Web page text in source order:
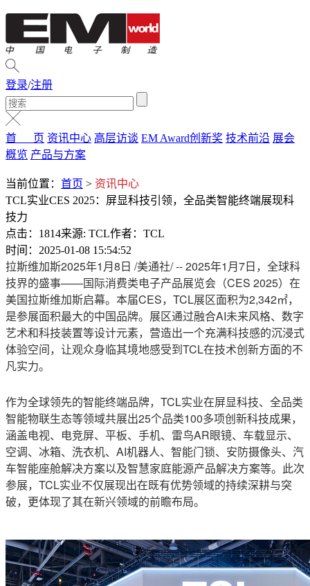
登录/注册
首 页 资讯中心 高层访谈 EM Award创新奖 技术前沿 展会
概览 产品与方案
当前位置： 首页 > 资讯中心
TCL实业CES 2025：屏显科技引领，全品类智能终端展现科
技力
点击：1814来源: TCL作者：TCL
时间：2025-01-08 15:54:52
拉斯维加斯2025年1月8日 /美通社/ -- 2025年1月7日，全球科
技界的盛事——国际消费类电子产品展览会（CES 2025）在
美国拉斯维加斯启幕。本届CES，TCL展区面积为2,342㎡，
是参展面积最大的中国品牌。展区通过融合AI未来风格、数字
艺术和科技装置等设计元素，营造出一个充满科技感的沉浸式
体验空间，让观众身临其境地感受到TCL在技术创新方面的不
凡实力。
作为全球领先的智能终端品牌，TCL实业在屏显科技、全品类
智能物联生态等领域共展出25个品类100多项创新科技成果，
涵盖电视、电竞屏、平板、手机、雷鸟AR眼镜、车载显示、
空调、冰箱、洗衣机、AI机器人、智能门锁、安防摄像头、汽
车智能座舱解决方案以及智慧家庭能源产品解决方案等。此次
参展，TCL实业不仅展现出在既有优势领域的持续深耕与突
破，更体现了其在新兴领域的前瞻布局。